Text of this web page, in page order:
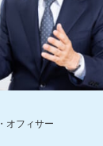
オフィサー